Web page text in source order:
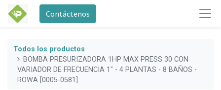
Contáctenos
Todos los productos
BOMBA PRESURIZADORA 1HP MAX PRESS 30 CON
VARIADOR DE FRECUENCIA 1" - 4 PLANTAS - 8 BAÑOS -
ROWA [0005-0581]